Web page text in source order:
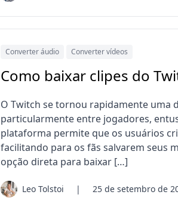
Converter áudio Converter vídeos
Como baixar clipes do
O Twitch se tornou rapidamente uma
particularmente entre jogadores,
plataforma permite que os usuários
facilitando para os fãs salvarem seus
opção direta para baixar […]
Leo Tolstoi | 25 de setembro de